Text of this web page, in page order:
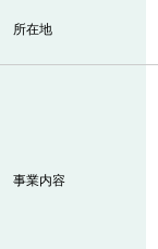
所在地
事業内容